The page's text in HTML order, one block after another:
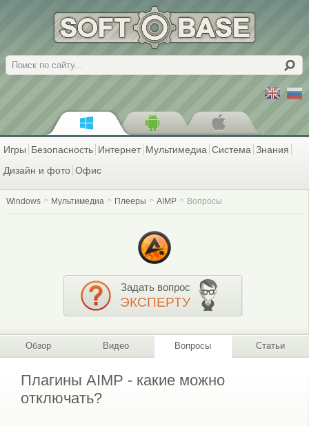
Поиск
Игры Безопасность Интернет Мультимедиа Система Знания
Дизайн и фото Офис
Windows Мультимедиа Плееры AIMP Вопросы
Задать вопрос
ЭКСПЕРТУ
Обзор Видео Вопросы Статьи
Плагины AIMP - какие можно
отключать?